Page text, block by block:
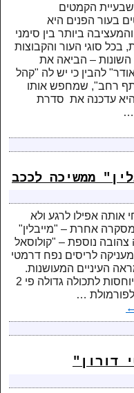
הקמטים
בעור הפנים היא
ביותר בין סימני
בכל סוגי העור והקבוצות
השונות – הביאה את
להבין כי יש לה "קהל
רחב", שמחפש אותו
עדכנה את סדרת
…
ממשיכה לככב
אותה אפילו לרגע ולא
אחרת – "מייבלין"
נוספת – "קולוסאל
לריסים נפח דרמטי
העיניים המעושנות.
התועלות בה מיוחסות לתכולה גדולה פי 2
…
←
דורון"